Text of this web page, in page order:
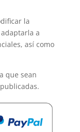
la
a
así como
que sean